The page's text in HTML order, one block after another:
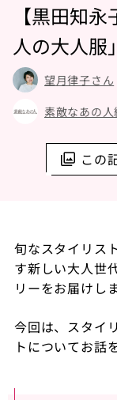
この
【黒⽥知
⼈の⼤⼈服
望月律子さん
素敵なあの
旬なスタイリス
す新しい大人世
リーをお届けしま
今回は、スタイ
トについてお話